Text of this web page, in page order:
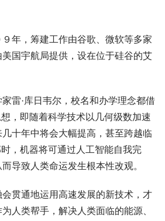
年，筹建工作由谷歌、微软等多家
国宇航局提供，设在位于硅谷的艾
雷·库日韦尔，校名和办学理念都借
，即随着科学技术以几何级数加速
十年中将会大幅提高，甚至跨越临
，机器将可通过人工智能自我完
导致人类命运发生根本性改观。
贯通地运用高速发展的新技术，才
人类帮手，解决人类面临的能源、